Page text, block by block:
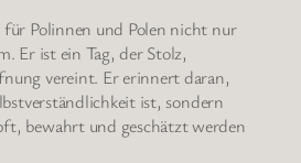
Polinnen und Polen nicht nur
Er ist ein Tag, der Stolz,
vereint. Er erinnert daran,
ist, sondern
bewahrt und geschätzt werden